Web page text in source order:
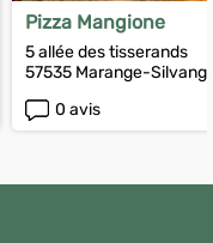
Pizza Mangione
5 allée des tisserands
57535 Marange-
0 avis